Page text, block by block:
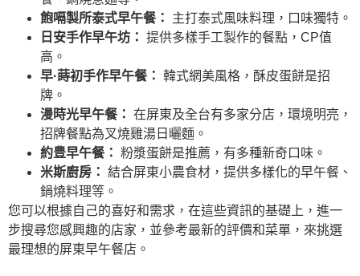
飽嗝製所泰式早午餐：
主打泰式風味料理，口味獨特。
日安手作早午坊： 提供多樣手工製作的餐點，CP值
高。
早·蒔初手作早午餐： 韓式網美風格，酥皮蛋餅是招
牌。
漫時光早午餐： 在屏東及全台有多家分店，環境明亮，
招牌餐點為叉燒雞湯日曬麵。
約豊早午餐： 粉漿蛋餅是推薦，有多種新奇口味。
米斯廚房： 結合屏東小農食材，提供多樣化的早午餐、
鍋燒料理等。
您可以根據自己的喜好和需求，在這些資訊的基礎上，進一
步搜尋您感興趣的店家，並參考最新的評價和菜單，來挑選
最理想的屏東早午餐店。